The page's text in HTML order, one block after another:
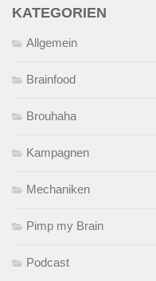
KATEGORIEN
Allgemein
Brainfood
Brouhaha
Kampagnen
Mechaniken
Pimp my Brain
Podcast